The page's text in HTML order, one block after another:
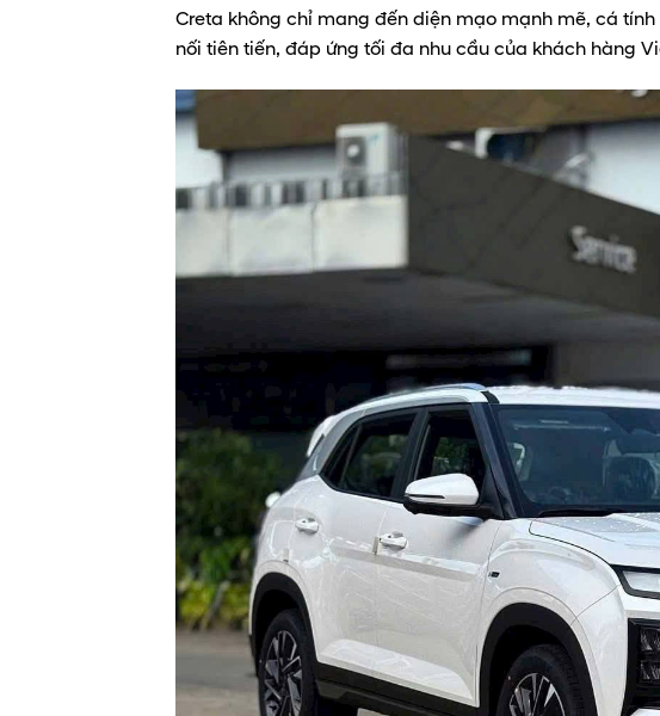
Creta không chỉ mang đến diện mạo mạnh mẽ, cá
nối tiên tiến, đáp ứng tối đa nhu cầu của khách hàng